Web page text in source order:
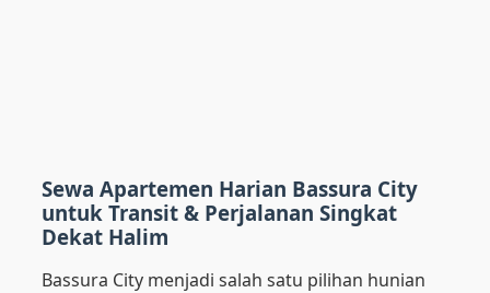
Sewa Apartemen Harian Bassura City
untuk Transit & Perjalanan Singkat
Dekat Halim
Bassura City menjadi salah satu pilihan hunian